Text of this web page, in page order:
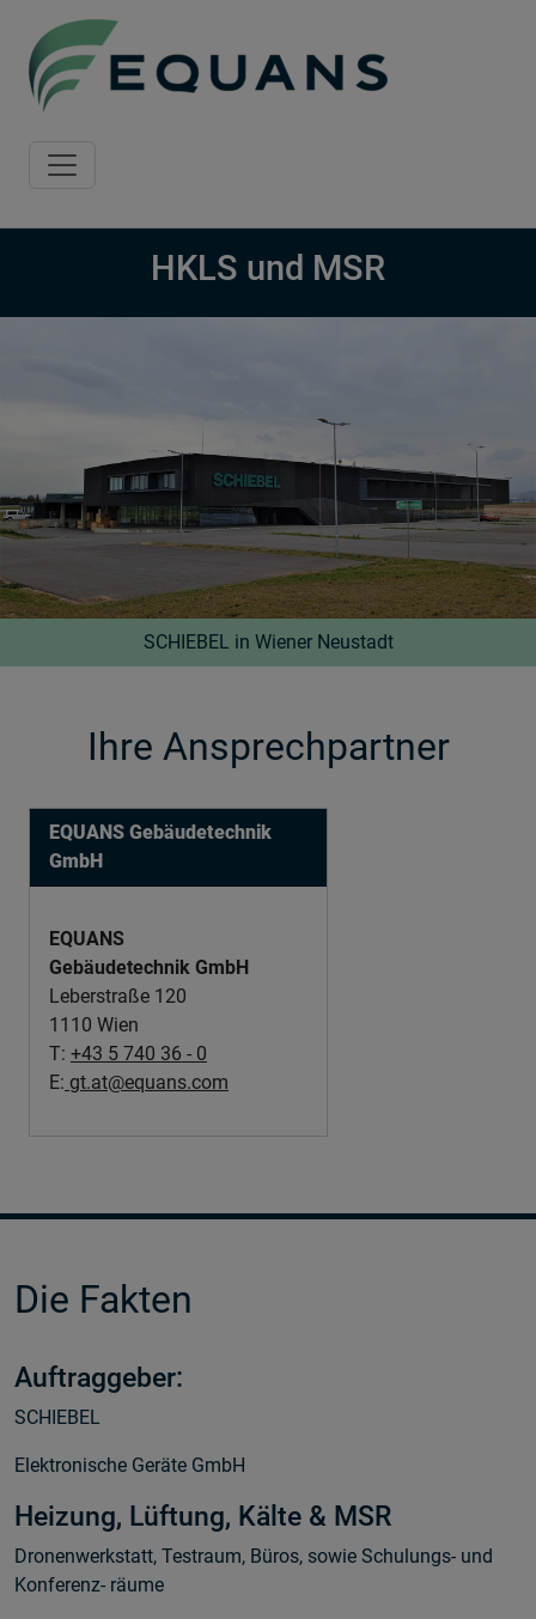
HKLS und MSR
SCHIEBEL in Wiener Neustadt
Ihre Ansprechpartner
EQUANS Gebäudetechnik
GmbH
EQUANS
Gebäudetechnik GmbH
Leberstraße 120
1110 Wien
T: +43 5 740 36 - 0
E: gt.at@equans.com
Die Fakten
Auftraggeber:
SCHIEBEL
Elektronische Geräte GmbH
Heizung, Lüftung, Kälte & MSR
Dronenwerkstatt, Testraum, Büros, sowie Schulungs- und
Konferenz- räume